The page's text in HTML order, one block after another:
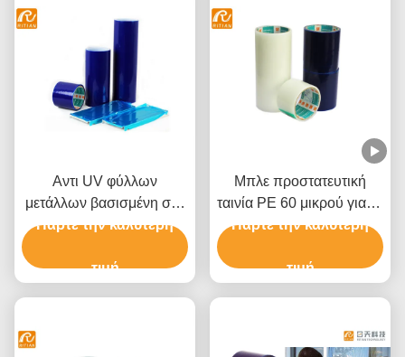
Αντι UV φύλλων
μετάλλων βασισμένη στο
διαλύτη κόλλα ταινιών
προστατευτική
Πάρτε την καλύτερη
τιμή
Μπλε προστατευτική
ταινία PE 60 μικρού για το
αλουμίνιο ανοξείδωτου
Πάρτε την καλύτερη
τιμή